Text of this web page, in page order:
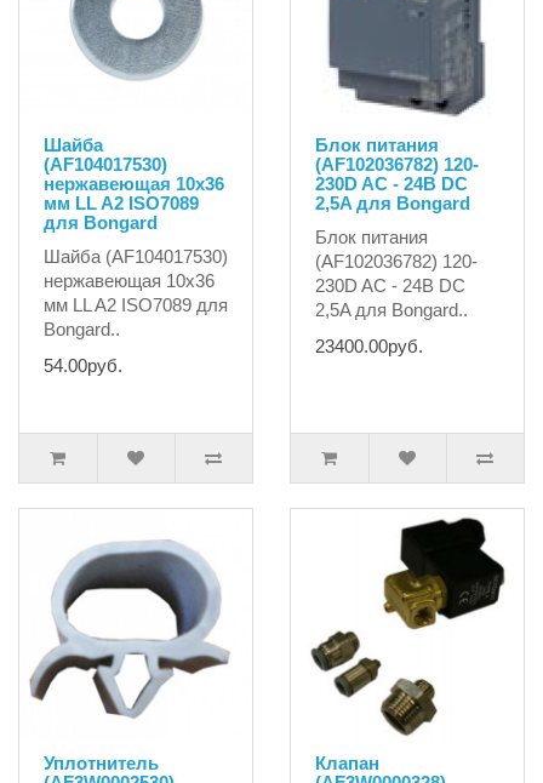
Шайба
(AF104017530)
нержавеющая 10х36
мм LL A2 ISO7089
для Bongard
Шайба (AF104017530)
нержавеющая 10х36
мм LL A2 ISO7089 для
Bongard..
54.00руб.
Блок питания
(AF102036782) 120-
230D AC - 24В DC
2,5A для Bongard
Блок питания
(AF102036782) 120-
230D AC - 24В DC
2,5A для Bongard..
23400.00руб.
Уплотнитель
Клапан